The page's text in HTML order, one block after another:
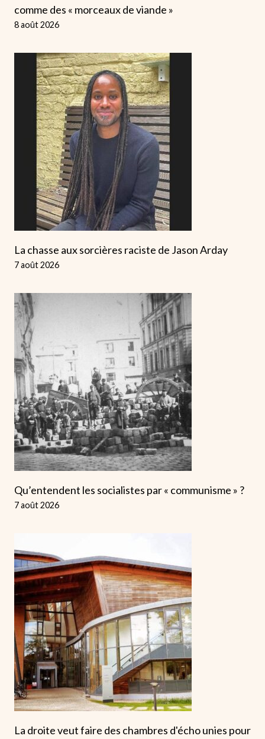
comme des « morceaux de viande »
8 août 2026
La chasse aux sorcières raciste de Jason Arday
7 août 2026
Qu’entendent les socialistes par « communisme » ?
7 août 2026
La droite veut faire des chambres d'écho unies pour